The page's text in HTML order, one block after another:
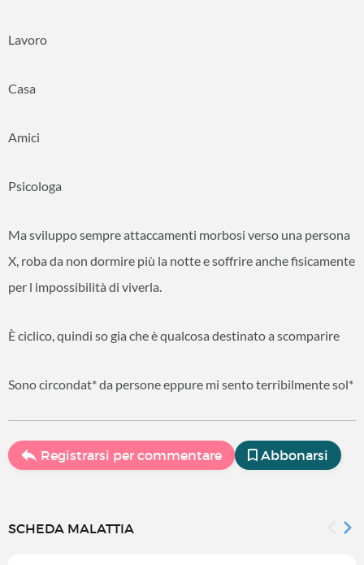
Lavoro
Casa
Amici
Psicologa
Ma sviluppo sempre attaccamenti morbosi verso una persona
X, roba da non dormire più la notte e soffrire anche fisicamente
per l impossibilità di viverla.
È ciclico, quindi so gia che è qualcosa destinato a scomparire
Sono circondat* da persone eppure mi sento terribilmente sol*
Registrarsi per commentare Abbonarsi
SCHEDA MALATTIA